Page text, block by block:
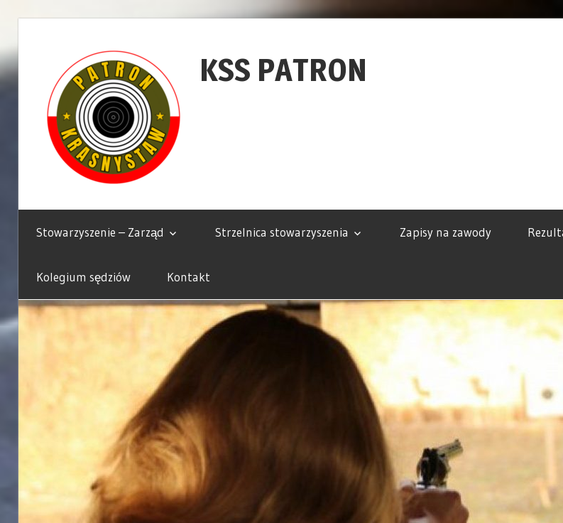
to
content
KSS PATRON
Stowarzyszenie
Strzeleckie
Stowarzyszenie – Zarząd Strzelnica stowarzyszenia Zapisy na zawody
Kolegium sędziów Kontakt